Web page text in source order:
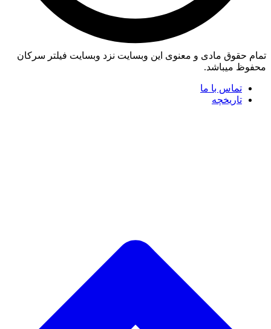
تمام حقوق مادی و معنوی این وبسایت نزد وبسایت فیلتر سرکان
محفوظ میباشد.
تماس با ما
تاریخچه